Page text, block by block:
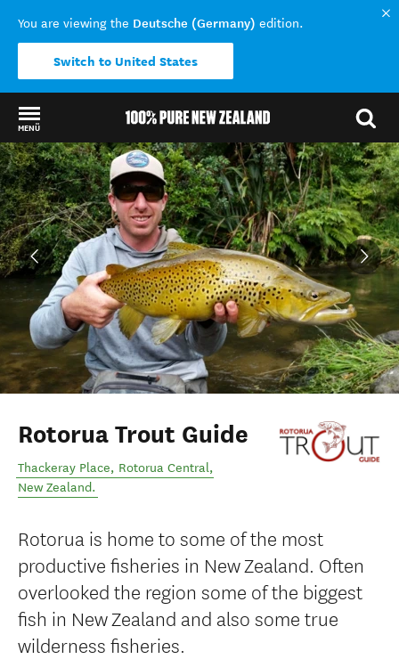
You are viewing the Deutsche (Germany) edition.
Switch to United States
MENÜ
Back to my results
Rotorua Trout Guide
Thackeray Place, Rotorua Central,
New Zealand.
Rotorua is home to some of the most
productive fisheries in New Zealand. Often
overlooked the region some of the biggest
fish in New Zealand and also some true
wilderness fisheries.